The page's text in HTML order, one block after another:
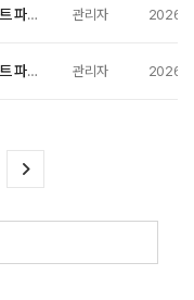
DIGCOM-A1.2 키트 프로젝트 파일(컴퓨터 구조 실습)-VHDL 관리자 2026-
DIGCOM-A1.2 키트 프로젝트 파일(논리회로 +디지털 시계)-VHDL 관리자 2026-